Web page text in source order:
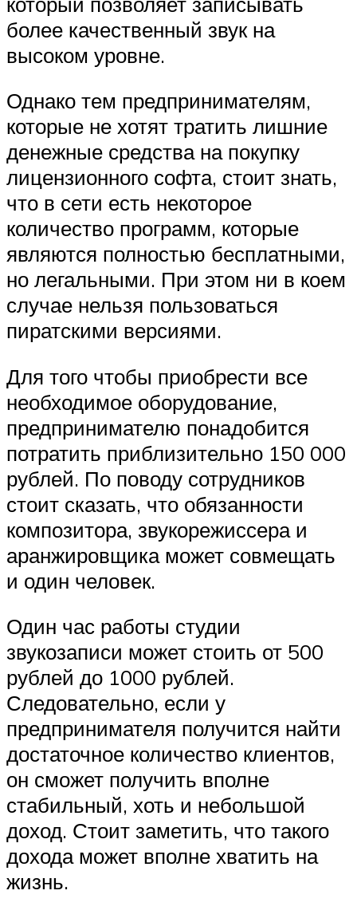
более качественный звук на
высоком уровне.
Однако тем предпринимателям,
которые не хотят тратить лишние
денежные средства на покупку
лицензионного софта, стоит знать,
что в сети есть некоторое
количество программ, которые
являются полностью бесплатными,
но легальными. При этом ни в коем
случае нельзя пользоваться
пиратскими версиями.
Для того чтобы приобрести все
необходимое оборудование,
предпринимателю понадобится
потратить приблизительно 150 000
рублей. По поводу сотрудников
стоит сказать, что обязанности
композитора, звукорежиссера и
аранжировщика может совмещать
и один человек.
Один час работы студии
звукозаписи может стоить от 500
рублей до 1000 рублей.
Следовательно, если у
предпринимателя получится найти
достаточное количество клиентов,
он сможет получить вполне
стабильный, хоть и небольшой
доход. Стоит заметить, что такого
дохода может вполне хватить на
жизнь.